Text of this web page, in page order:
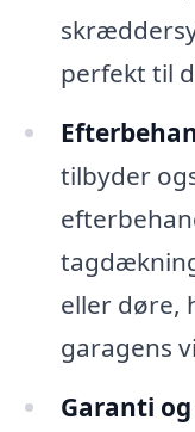
perfekt til
tilbyder
eller døre,
garagens
Garanti